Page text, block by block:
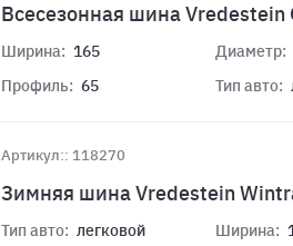
Всесезонная шина
Ширина: 165
Профиль: 65
Диаметр:
Тип авто:
Артикул:: 118270
Зимняя шина Vredestein
Тип авто: легковой
Ширина: